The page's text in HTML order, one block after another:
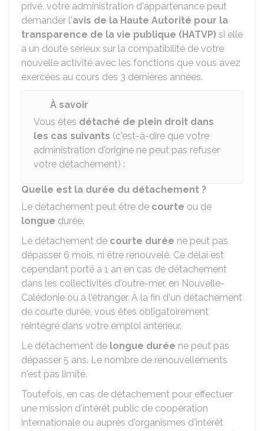
privé, votre administration d'appartenance peut
demander l'avis de la Haute Autorité pour la
transparence de la vie publique (HATVP) si elle
a un doute sérieux sur la compatibilité de votre
nouvelle activité avec les fonctions que vous avez
exercées au cours des 3 dernières années.
À savoir
Vous êtes détaché de plein droit dans
les cas suivants (c'est-à-dire que votre
administration d'origine ne peut pas refuser
votre détachement) :
Quelle est la durée du détachement ?
Le détachement peut être de courte ou de
longue durée.
Le détachement de courte durée ne peut pas
dépasser 6 mois, ni être renouvelé. Ce délai est
cependant porté à 1 an en cas de détachement
dans les collectivités d'outre-mer, en Nouvelle-
Calédonie ou à l'étranger. À la fin d'un détachement
de courte durée, vous êtes obligatoirement
réintégré dans votre emploi antérieur.
Le détachement de longue durée ne peut pas
dépasser 5 ans. Le nombre de renouvellements
n'est pas limité.
Toutefois, en cas de détachement pour effectuer
une mission d'intérêt public de coopération
internationale ou auprès d'organismes d'intérêt